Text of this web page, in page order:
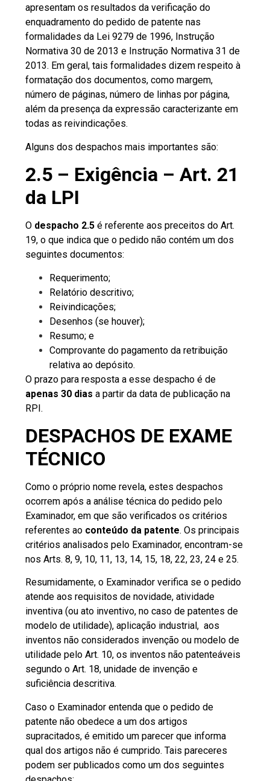
apresentam os resultados da verificação do
enquadramento do pedido de patente nas
formalidades da Lei 9279 de 1996, Instrução
Normativa 30 de 2013 e Instrução Normativa 31 de
2013. Em geral, tais formalidades dizem respeito à
formatação dos documentos, como margem,
número de páginas, número de linhas por página,
além da presença da expressão caracterizante em
todas as reivindicações.
Alguns dos despachos mais importantes são:
2.5 – Exigência – Art. 21
da LPI
O despacho 2.5 é referente aos preceitos do Art.
19, o que indica que o pedido não contém um dos
seguintes documentos:
Requerimento;
Relatório descritivo;
Reivindicações;
Desenhos (se houver);
Resumo; e
Comprovante do pagamento da retribuição
relativa ao depósito.
O prazo para resposta a esse despacho é de
apenas 30 dias a partir da data de publicação na
RPI.
DESPACHOS DE EXAME
TÉCNICO
Como o próprio nome revela, estes despachos
ocorrem após a análise técnica do pedido pelo
Examinador, em que são verificados os critérios
referentes ao conteúdo da patente. Os principais
critérios analisados pelo Examinador, encontram-se
nos Arts. 8, 9, 10, 11, 13, 14, 15, 18, 22, 23, 24 e 25.
Resumidamente, o Examinador verifica se o pedido
atende aos requisitos de novidade, atividade
inventiva (ou ato inventivo, no caso de patentes de
modelo de utilidade), aplicação industrial, aos
inventos não considerados invenção ou modelo de
utilidade pelo Art. 10, os inventos não patenteáveis
segundo o Art. 18, unidade de invenção e
suficiência descritiva.
Caso o Examinador entenda que o pedido de
patente não obedece a um dos artigos
supracitados, é emitido um parecer que informa
qual dos artigos não é cumprido. Tais pareceres
podem ser publicados como um dos seguintes